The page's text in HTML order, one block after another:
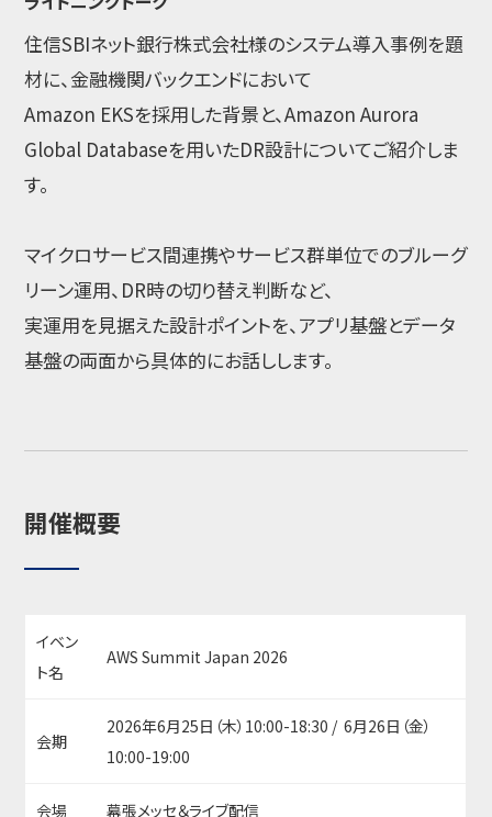
住信SBIネット銀行株式会社様のシステム導入事例を題
材に、金融機関バックエンドにおいて
Amazon EKSを採用した背景と、Amazon Aurora
Global Databaseを用いたDR設計についてご紹介しま
す。
マイクロサービス間連携やサービス群単位でのブルーグ
リーン運用、DR時の切り替え判断など、
実運用を見据えた設計ポイントを、アプリ基盤とデータ
基盤の両面から具体的にお話しします。
開催概要
イベン
ト名
AWS Summit Japan 2026
会期
2026年6月25日（木）10:00-18:30 / 6月26日（金）
10:00-19:00
会場 幕張メッセ＆ライブ配信